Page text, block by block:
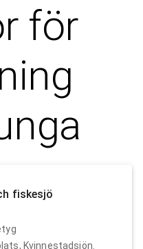
för
fiskesjö
Kvinnestadsjön.